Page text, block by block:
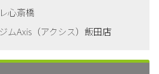
心斎橋
ムAxis（アクシス）飯田店